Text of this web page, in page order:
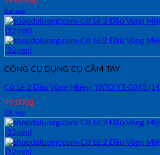
Đặt mua
CÔNG CỤ DỤNG CỤ CẦM TAY
Cờ Lê 2 Đầu Vòng Miệng YATO YT-0343
49,000₫
Đặt mua